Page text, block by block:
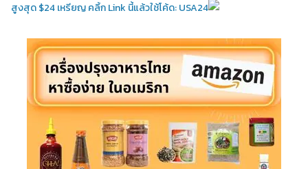
สูงสุด $24 เหรียญ คลิ้ก Link นี้แล้วใช้โค้ด: USA24